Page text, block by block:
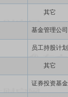
其它
基金管理公司
员工持股计划
其它
证券投资基金